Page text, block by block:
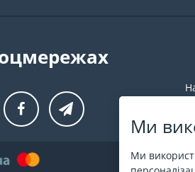
Ми
Ми